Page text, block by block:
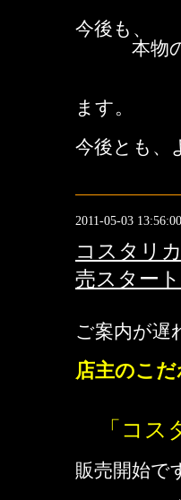
今後も、
本物
ます。
今後とも、
2011-05-03 13:56:00
コスタリ
売スタート
ご案内が遅
店主のこ
「 コス
販売開始で